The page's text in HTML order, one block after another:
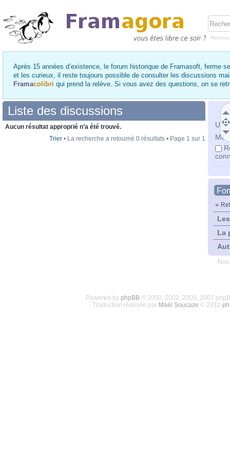
Après 15 années d’existence, le forum historique de Framasoft, ferme
et les curieux, il reste toujours possible de consulter les discussions
Framacolibri qui prend la relève. Si vous avez des questions, on se
Mot
»
La
Liste des discussions
Aucun résultat approprié n’a été trouvé.
Trier • La recherche a retourné 0 résultats • Page 1 sur 1
Powered by phpBB© 2000, 2002, 2005, 2007
Traduction réalisée par Maël Soucaze © 2010